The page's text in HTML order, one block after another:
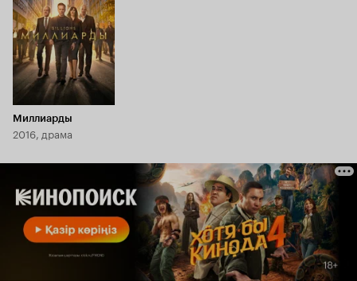
Миллиарды
2016, драма